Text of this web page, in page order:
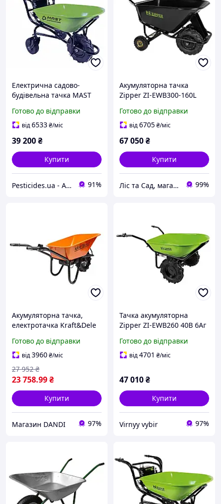
Електрична садово-
будівельна тачка MAST
для важких робіт
Готово до відправки
від6533₴/міс
39 200₴
Купити
Pesticides.ua - Аграрна продукція і не тільки !!! 91%
Акумуляторна тачка
Zipper ZI-EWB300-160L
Готово до відправки
від6705₴/міс
67 050₴
Купити
Ліс та Сад, магазин інструментів та садової техніки 99%
Акумуляторна тачка,
електротачка Kraft&Dele
Готово до відправки
від3960₴/міс
23 758.99₴
27 952 ₴
Купити
Магазин DANDI 97%
Тачка акумуляторна
Zipper ZI-EWB260 40В 6Аг
Готово до відправки
від4701 ₴/міс
47 010₴
Купити
Virnyy vybir 97%